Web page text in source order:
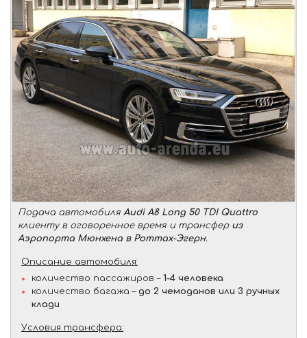
Подача автомобиля Audi A8 Long 50 TDI Quattro
клиенту в оговоренное время и трансфер из
Аэропорта Мюнхена в Роттах-Эгерн.
Описание автомобиля:
количество пассажиров – 1-4 человека
количество багажа – до 2 чемоданов или 3 ручных
клади
Условия трансфера: